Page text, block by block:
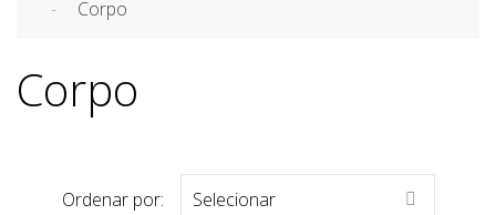
Corpo
Corpo
Ordenar por: Selecionar 